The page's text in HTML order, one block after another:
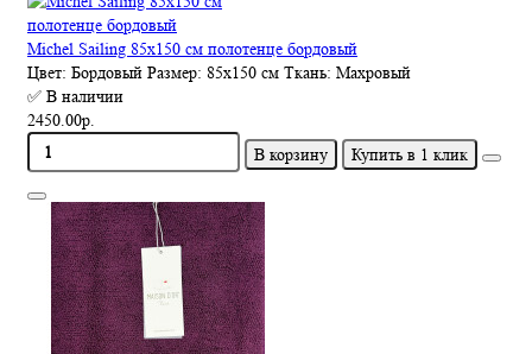
Michel Sailing 85х150 см полотенце бордовый
Цвет: Бордовый Размер: 85х150 см Ткань: Махровый
✅ В наличии
2450.00р.
В корзину
Купить в 1 клик